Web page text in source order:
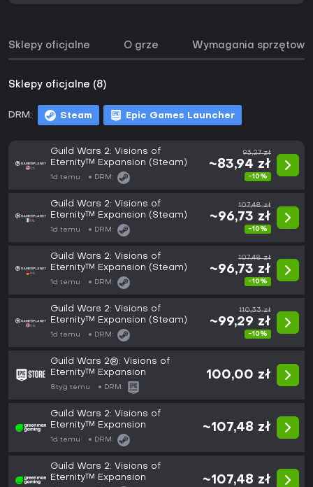
Sklepy oficjalne O grze Wymagania sprzętowe
Sklepy oficjalne (8)
DRM: Steam Epic Games Launcher
Guild Wars 2: Visions of
Eternity™ Expansion (Steam)
1d temu DRM:
93,27 zł
~83,94 zł
-10%
Guild Wars 2: Visions of
Eternity™ Expansion (Steam)
1d temu DRM:
107,48 zł
~96,73 zł
-10%
Guild Wars 2: Visions of
Eternity™ Expansion (Steam)
1d temu DRM:
107,48 zł
~96,73 zł
-10%
Guild Wars 2: Visions of
Eternity™ Expansion (Steam)
1d temu DRM:
110,33 zł
~99,29 zł
-10%
Guild Wars 2®: Visions of
Eternity™ Expansion
8tyg temu DRM:
100,00 zł
Guild Wars 2: Visions of
Eternity™ Expansion
1d temu DRM:
~107,48 zł
Guild Wars 2: Visions of
Eternity™ Expansion
~107,48 zł